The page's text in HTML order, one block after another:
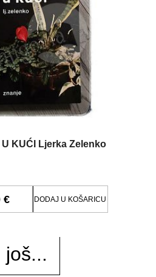
KUĆI Ljerka Zelenko
€ DODAJ U KOŠARICU
još...